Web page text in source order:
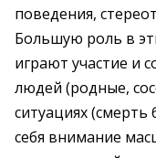
поведения,
Большую роль в
играют участие и
людей (родные,
ситуациях
себя внимание